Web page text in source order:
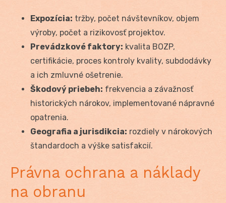
Expozícia: tržby, počet návštevníkov, objem
výroby, počet a rizikovosť projektov.
Prevádzkové faktory: kvalita BOZP,
certifikácie, proces kontroly kvality, subdodávky
a ich zmluvné ošetrenie.
Škodový priebeh: frekvencia a závažnosť
historických nárokov, implementované nápravné
opatrenia.
Geografia a jurisdikcia: rozdiely v nárokových
štandardoch a výške satisfakcií.
Právna ochrana a náklady
na obranu